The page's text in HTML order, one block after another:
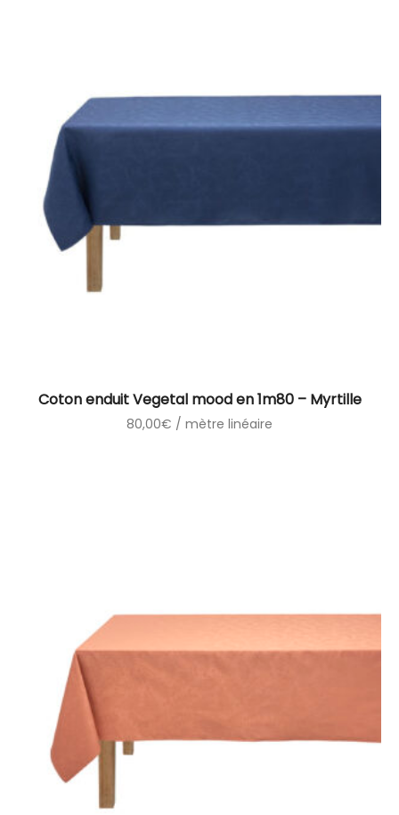
Coton enduit Vegetal mood en 1m80 – Myrtille
80,00€ / mètre linéaire